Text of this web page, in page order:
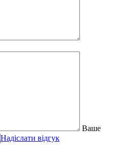
Ваше
Надіслати відгук